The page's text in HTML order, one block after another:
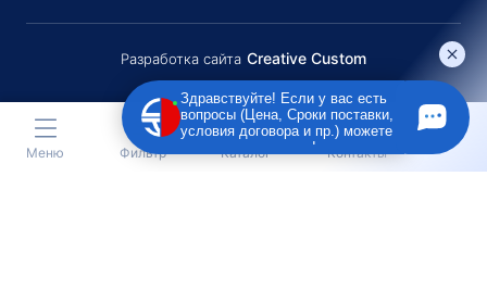
Разработка сайта Creative Custom
Меню Фильтр Каталог Контакты
Здравствуйте! Если у вас есть
вопросы (Цена, Сроки поставки,
условия договора и пр.) можете